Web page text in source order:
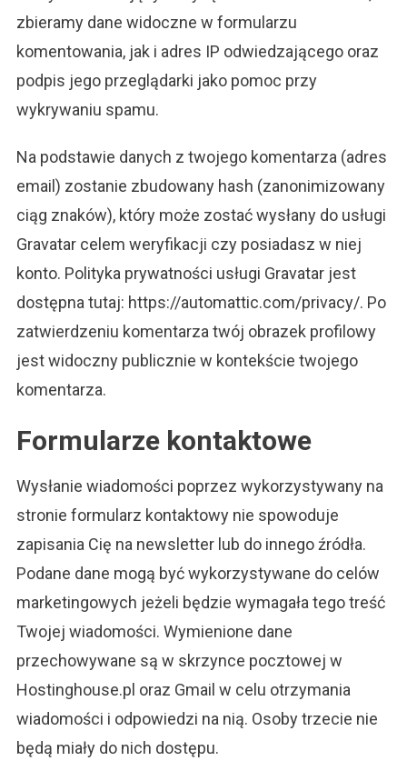
zbieramy dane widoczne w formularzu
komentowania, jak i adres IP odwiedzającego oraz
podpis jego przeglądarki jako pomoc przy
wykrywaniu spamu.
Na podstawie danych z twojego komentarza (adres
email) zostanie zbudowany hash (zanonimizowany
ciąg znaków), który może zostać wysłany do usługi
Gravatar celem weryfikacji czy posiadasz w niej
konto. Polityka prywatności usługi Gravatar jest
dostępna tutaj: https://automattic.com/privacy/. Po
zatwierdzeniu komentarza twój obrazek profilowy
jest widoczny publicznie w kontekście twojego
komentarza.
Formularze kontaktowe
Wysłanie wiadomości poprzez wykorzystywany na
stronie formularz kontaktowy nie spowoduje
zapisania Cię na newsletter lub do innego źródła.
Podane dane mogą być wykorzystywane do celów
marketingowych jeżeli będzie wymagała tego treść
Twojej wiadomości. Wymienione dane
przechowywane są w skrzynce pocztowej w
Hostinghouse.pl oraz Gmail w celu otrzymania
wiadomości i odpowiedzi na nią. Osoby trzecie nie
będą miały do nich dostępu.